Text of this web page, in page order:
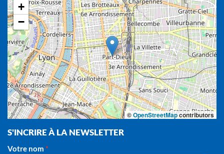
+
−
©OpenStreetMapcontributors
S'INCRIRE À LA NEWSLETTER
Votre nom